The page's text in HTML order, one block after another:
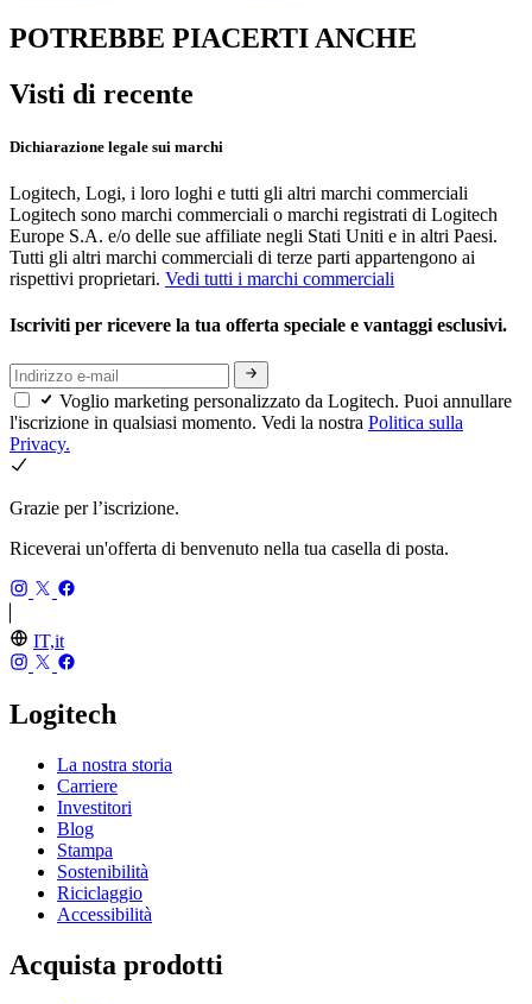
POTREBBE PIACERTI ANCHE
Visti di recente
Dichiarazione legale sui marchi
Logitech, Logi, i loro loghi e tutti gli altri marchi commerciali
Logitech sono marchi commerciali o marchi registrati di Logitech
Europe S.A. e/o delle sue affiliate negli Stati Uniti e in altri Paesi.
Tutti gli altri marchi commerciali di terze parti appartengono ai
rispettivi proprietari. Vedi tutti i marchi commerciali
Iscriviti per ricevere la tua offerta speciale e vantaggi esclusivi.
Voglio marketing personalizzato da Logitech. Puoi annullare
l'iscrizione in qualsiasi momento. Vedi la nostra Politica sulla
Privacy.
Grazie per l’iscrizione.
Riceverai un'offerta di benvenuto nella tua casella di posta.
IT,it
Logitech
La nostra storia
Carriere
Investitori
Blog
Stampa
Sostenibilità
Riciclaggio
Accessibilità
Acquista prodotti